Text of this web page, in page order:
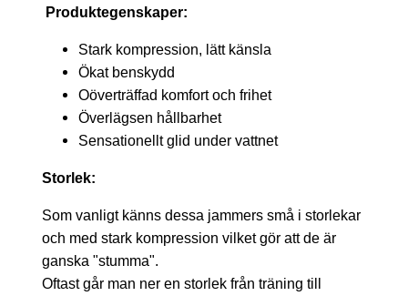
Produktegenskaper:
Stark kompression, lätt känsla
Ökat benskydd
Oöverträffad komfort och frihet
Överlägsen hållbarhet
Sensationellt glid under vattnet
Storlek:
Som vanligt känns dessa jammers små i storlekar
och med stark kompression vilket gör att de är
ganska "stumma".
Oftast går man ner en storlek från träning till